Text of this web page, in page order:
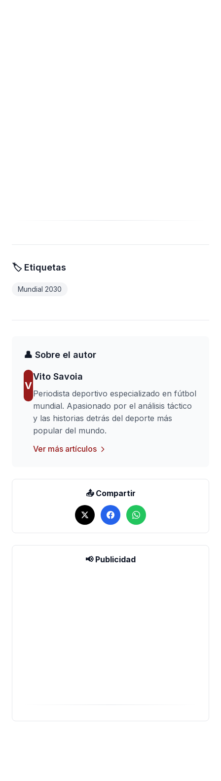
📤 Compartir
📢 Publicidad
🏷️ Etiquetas
Mundial 2030
👤 Sobre el autor
V
Vito Savoia
Periodista deportivo especializado en fútbol
mundial. Apasionado por el análisis táctico
y las historias detrás del deporte más
popular del mundo.
Ver más artículos